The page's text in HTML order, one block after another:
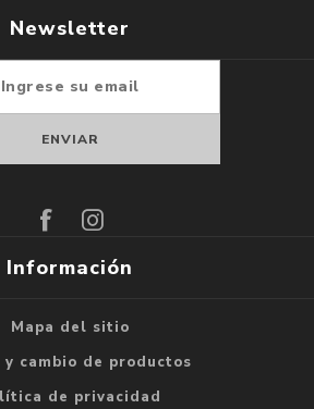
Newsletter
Información
Mapa del sitio
y cambio de productos
de privacidad